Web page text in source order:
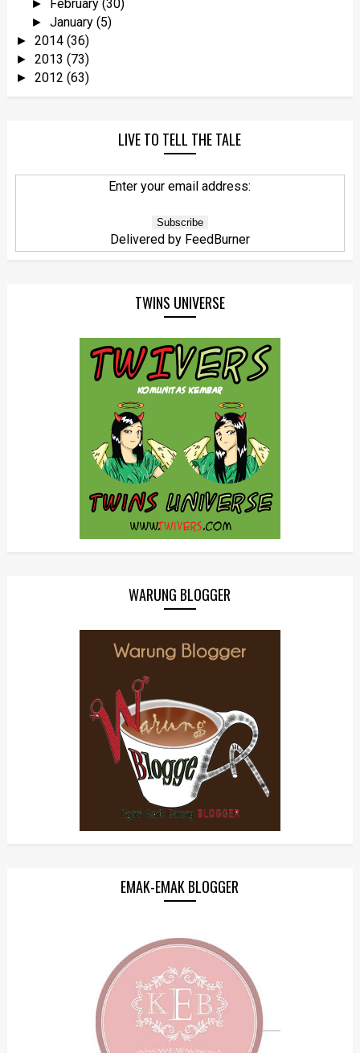
► February(30)
►January(5)
► 2014 (36)
► 2013 (73)
► 2012 (63)
LIVE TO TELL THE TALE
Enter your email address:
Delivered by FeedBurner
TWINS UNIVERSE
WARUNG BLOGGER
EMAK-EMAK BLOGGER